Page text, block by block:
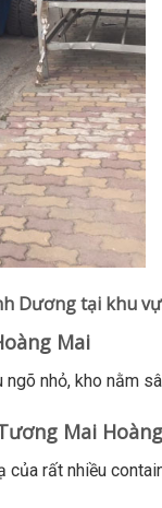
Dương tại khu
Mai
nhỏ, kho nằm
Mai
rất nhiều